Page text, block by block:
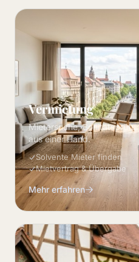
Vermietung
Mietersuche,
aus einer Hand.
Solvente Mieter finden
Mietvertrag & Übergabe
Mehr erfahren